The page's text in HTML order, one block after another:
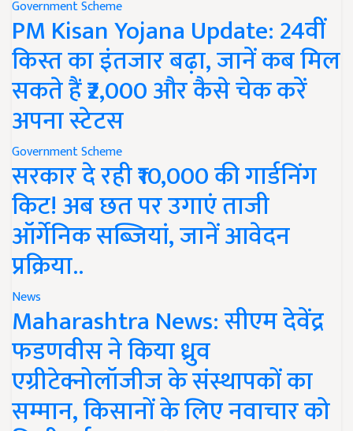
Government Scheme
PM Kisan Yojana Update: 24वीं
किस्त का इंतजार बढ़ा, जानें कब मिल
सकते हैं ₹2,000 और कैसे चेक करें
अपना स्टेटस
Government Scheme
सरकार दे रही ₹10,000 की गार्डनिंग
किट! अब छत पर उगाएं ताजी
ऑर्गेनिक सब्जियां, जानें आवेदन
प्रक्रिया..
News
Maharashtra News: सीएम देवेंद्र
फडणवीस ने किया ध्रुव
एग्रीटेक्नोलॉजीज के संस्थापकों का
सम्मान, किसानों के लिए नवाचार को